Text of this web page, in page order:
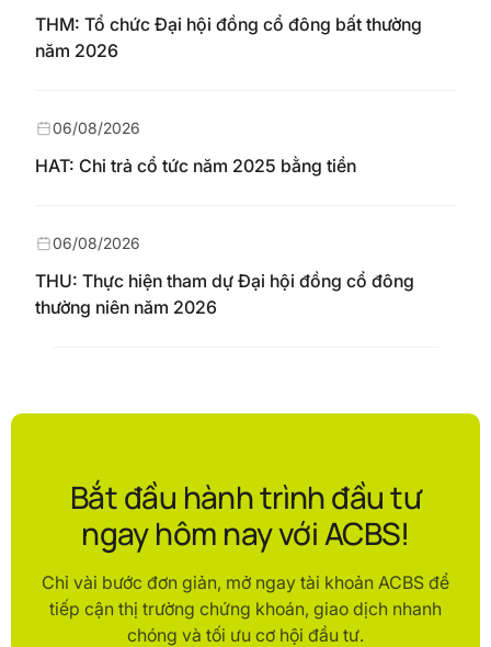
THM: Tổ chức Đại hội đồng cổ đông bất thường
năm 2026
HAT: Chi trả cổ tức năm 2025 bằng tiền
06/08/2026
THU: Thực hiện tham dự Đại hội đồng cổ đông
thường niên năm 2026
06/08/2026
Bắt đầu hành trình đầu tư
ngay hôm nay với ACBS!
Chỉ vài bước đơn giản, mở ngay tài khoản ACBS để
tiếp cận thị trường chứng khoán, giao dịch nhanh
chóng và tối ưu cơ hội đầu tư.